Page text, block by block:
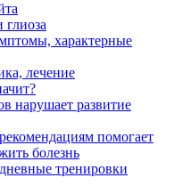
глиоза
характерные
лечение
нарушает развитие
помогает
болезнь
тренировки